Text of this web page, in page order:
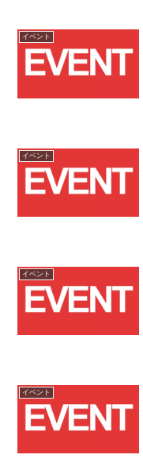
イベント
イベント
イベント
イベント